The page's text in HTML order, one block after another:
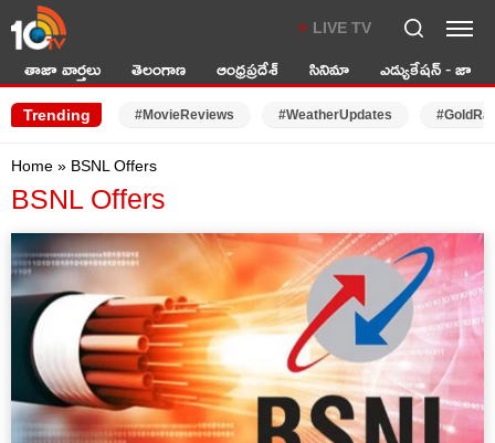
LIVE TV
తాజా వార్తలు తెలంగాణ ఆంధ్రప్రదేశ్ సినిమా ఎడ్యుకేషన్ - జాబ్స్
Trending #MovieReviews #WeatherUpdates
Home » BSNL Offers
BSNL Offers